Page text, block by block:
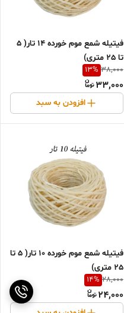
فیتیله شمع موم خورده 14 تار( 5
تا 25 متری)
38,000
13%
33,000
افزودن به سبد
فیتیله شمع موم خورده 10 تار( 5 تا
25 متری)
28,000
14%
24,000